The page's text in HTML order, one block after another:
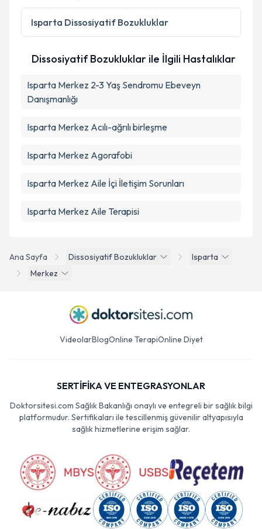
Kişisel verilerimin işlenmesine ilişkinAydınlatma
Metni
'ni okudum ve kişisel verilerimin belirtilen
kapsamda işlenmesini kabul ediyorum.
Takvim Talebini Gönder
Ana Sayfa Dissosiyatif Bozukluklar
Isparta
Merkez
Isparta Dissosiyatif Bozukluklar
Dissosiyatif Bozukluklar ile İlgili Hastalıklar
Isparta Merkez 2-3 Yaş Sendromu Ebeveyn
Danışmanlığı
Isparta Merkez Acılı-ağrılı birleşme
Isparta Merkez Agorafobi
Isparta Merkez Aile İçi İletişim Sorunları
Isparta Merkez Aile Terapisi
VideolarBlogOnline TerapiOnline Diyet
SERTİFİKA VE ENTEGRASYONLAR
Doktorsitesi.com Sağlık Bakanlığı onaylı ve entegreli bir sağlık bilgi
platformudur. Sertifikaları ile tescillenmiş güvenilir altyapısıyla
sağlık hizmetlerine erişim sağlar.